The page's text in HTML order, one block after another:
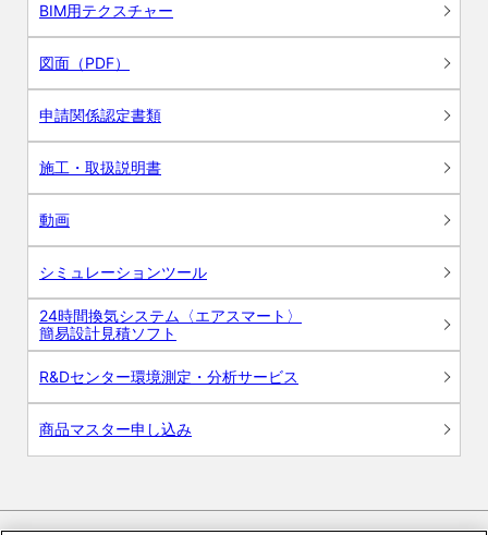
BIM用テクスチャー
図面（PDF）
申請関係認定書類
施工・取扱説明書
動画
シミュレーションツール
24時間換気システム〈エアスマート〉
簡易設計見積ソフト
R&Dセンター環境測定・分析サービス
商品マスター申し込み